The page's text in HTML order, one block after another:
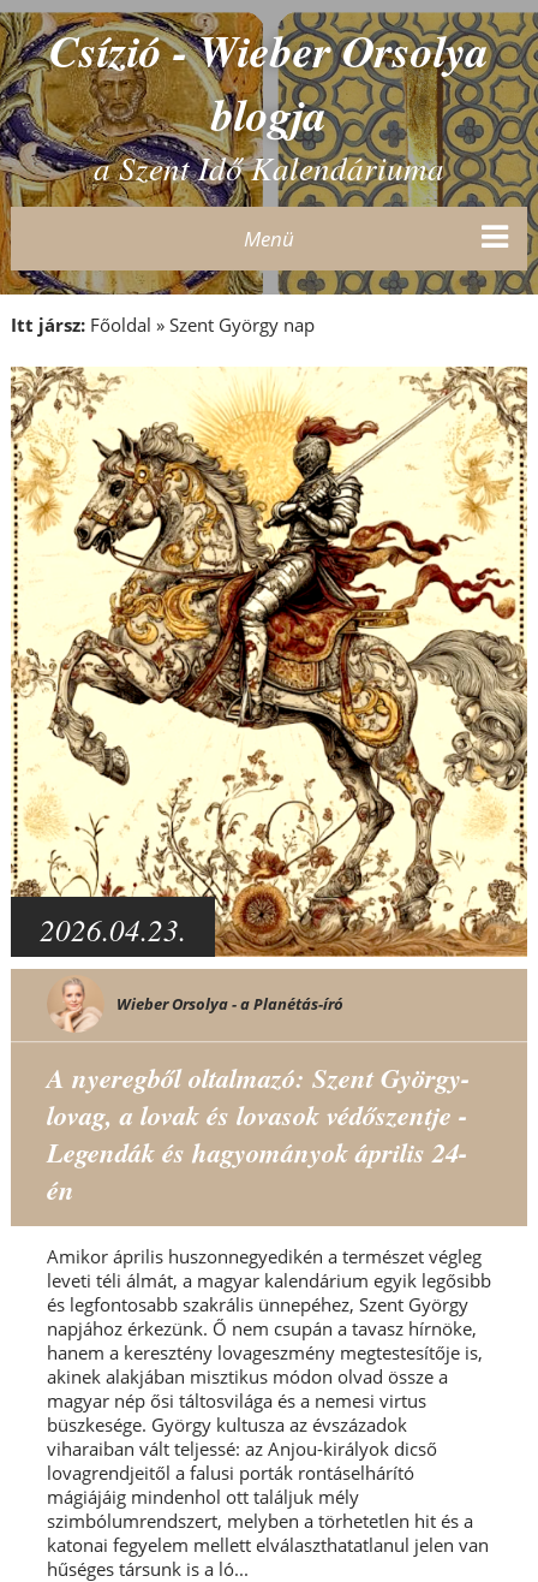
Csízió - Wieber Orsolya
blogja
a Szent Idő Kalendáriuma
Menü
Itt jársz: Főoldal » Szent György nap
2026.04.23.
Wieber Orsolya - a Planétás-író
A nyeregből oltalmazó: Szent György-
lovag, a lovak és lovasok védőszentje -
Legendák és hagyományok április 24-
én
Amikor április huszonnegyedikén a természet végleg
leveti téli álmát, a magyar kalendárium egyik legősibb
és legfontosabb szakrális ünnepéhez, Szent György
napjához érkezünk. Ő nem csupán a tavasz hírnöke,
hanem a keresztény lovageszmény megtestesítője is,
akinek alakjában misztikus módon olvad össze a
magyar nép ősi táltosvilága és a nemesi virtus
büszkesége. György kultusza az évszázadok
viharaiban vált teljessé: az Anjou-királyok dicső
lovagrendjeitől a falusi porták rontáselhárító
mágiájáig mindenhol ott találjuk mély
szimbólumrendszert, melyben a törhetetlen hit és a
katonai fegyelem mellett elválaszthatatlanul jelen van
hűséges társunk is a ló...